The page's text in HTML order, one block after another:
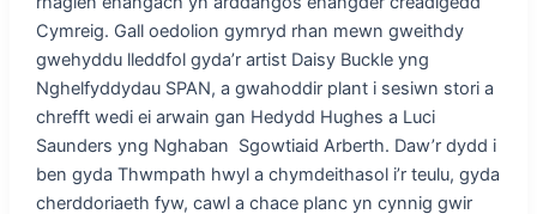
Cymreig. Gall oedolion gymryd rhan mewn gweithdy
gwehyddu lleddfol gyda’r artist Daisy Buckle yng
Nghelfyddydau SPAN, a gwahoddir plant i sesiwn stori a
chrefft wedi ei arwain gan Hedydd Hughes a Luci
Saunders yng Nghaban Sgowtiaid Arberth. Daw’r dydd i
ben gyda Thwmpath hwyl a chymdeithasol i’r teulu, gyda
cherddoriaeth fyw, cawl a chace planc yn cynnig gwir